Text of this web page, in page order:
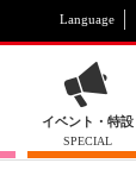
Language
イベント・特設
SPECIAL